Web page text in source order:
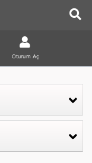
Oturum Aç